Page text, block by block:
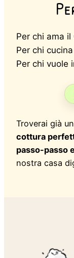
Per chi ama il
Per chi
Per chi vuole
Troverai già
cottura
passo-passo
nostra casa